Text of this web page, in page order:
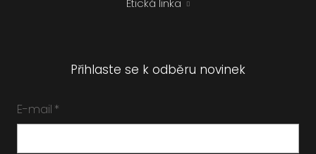
Etická linka
Přihlaste se k odběru novinek
E-mail *